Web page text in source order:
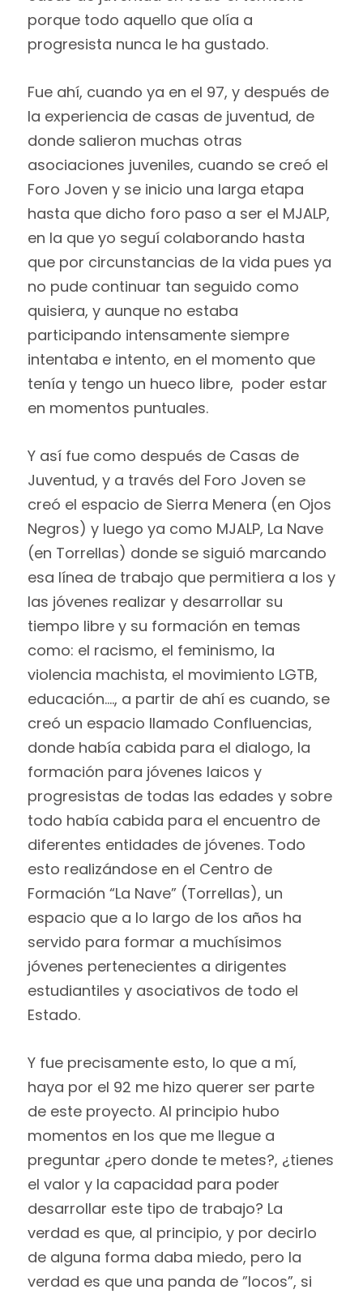
porque todo aquello que olía a
progresista nunca le ha gustado.
Fue ahí, cuando ya en el 97, y después de
la experiencia de casas de juventud, de
donde salieron muchas otras
asociaciones juveniles, cuando se creó el
Foro Joven y se inicio una larga etapa
hasta que dicho foro paso a ser el MJALP,
en la que yo seguí colaborando hasta
que por circunstancias de la vida pues ya
no pude continuar tan seguido como
quisiera, y aunque no estaba
participando intensamente siempre
intentaba e intento, en el momento que
tenía y tengo un hueco libre, poder estar
en momentos puntuales.
Y así fue como después de Casas de
Juventud, y a través del Foro Joven se
creó el espacio de Sierra Menera (en Ojos
Negros) y luego ya como MJALP, La Nave
(en Torrellas) donde se siguió marcando
esa línea de trabajo que permitiera a los y
las jóvenes realizar y desarrollar su
tiempo libre y su formación en temas
como: el racismo, el feminismo, la
violencia machista, el movimiento LGTB,
educación…., a partir de ahí es cuando, se
creó un espacio llamado Confluencias,
donde había cabida para el dialogo, la
formación para jóvenes laicos y
progresistas de todas las edades y sobre
todo había cabida para el encuentro de
diferentes entidades de jóvenes. Todo
esto realizándose en el Centro de
Formación “La Nave” (Torrellas), un
espacio que a lo largo de los años ha
servido para formar a muchísimos
jóvenes pertenecientes a dirigentes
estudiantiles y asociativos de todo el
Estado.
Y fue precisamente esto, lo que a mí,
haya por el 92 me hizo querer ser parte
de este proyecto. Al principio hubo
momentos en los que me llegue a
preguntar ¿pero donde te metes?, ¿tienes
el valor y la capacidad para poder
desarrollar este tipo de trabajo? La
verdad es que, al principio, y por decirlo
de alguna forma daba miedo, pero la
verdad es que una panda de ”locos”, si